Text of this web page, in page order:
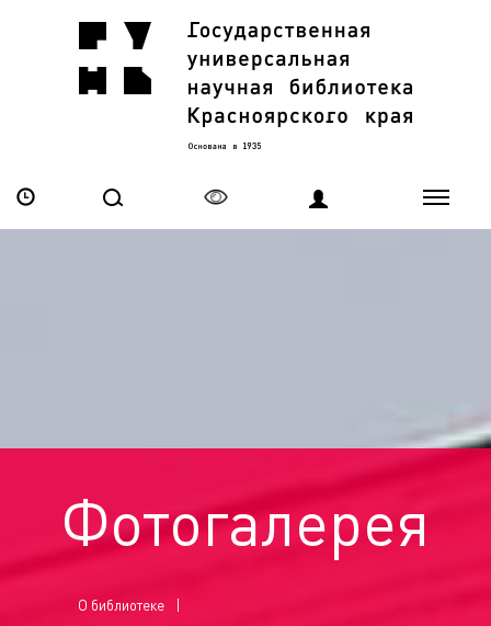
Фотогалерея
О библиотеке